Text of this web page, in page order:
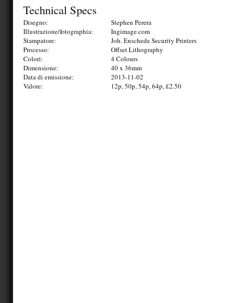
Technical Specs
Disegno:
Stephen Perera
Illustrazione/fotographia:
Ingimage.com
Stampatore:
Joh. Enschede Security Printers
Processo:
Offset Lithography
Colori:
4 Colours
Dimensione:
40 x 36mm
Data di emissione:
2013-11-02
Valore:
12p, 50p, 54p, 64p, £2.50